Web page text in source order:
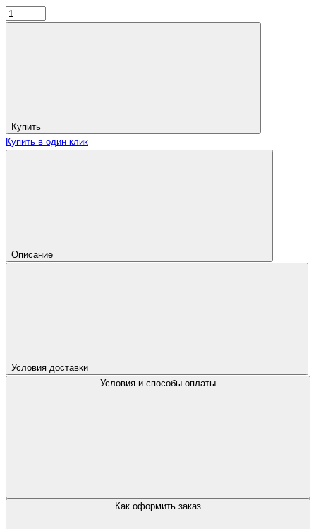
Купить
Купить в один клик
Описание
Условия доставки
Условия и способы оплаты
Как оформить заказ